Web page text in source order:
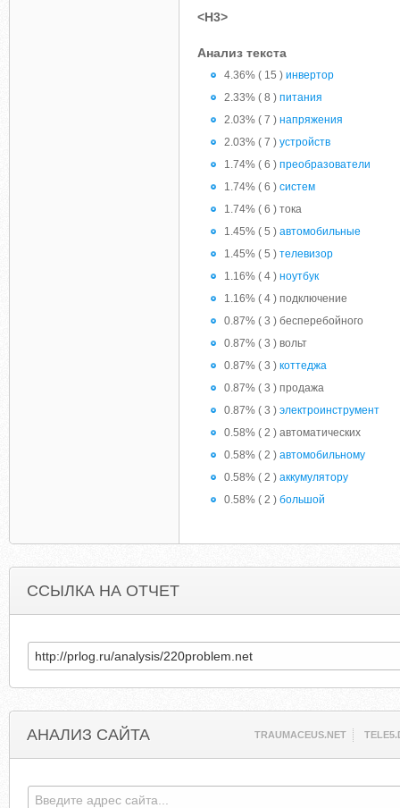
<H3>
Анализ текста
4.36% ( 15 ) инвертор
2.33% ( 8 ) питания
2.03% ( 7 ) напряжения
2.03% ( 7 ) устройств
1.74% ( 6 ) преобразователи
1.74% ( 6 ) систем
1.74% ( 6 ) тока
1.45% ( 5 ) автомобильные
1.45% ( 5 ) телевизор
1.16% ( 4 ) ноутбук
1.16% ( 4 ) подключение
0.87% ( 3 ) бесперебойного
0.87% ( 3 ) вольт
0.87% ( 3 ) коттеджа
0.87% ( 3 ) продажа
0.87% ( 3 ) электроинструмент
0.58% ( 2 ) автоматических
0.58% ( 2 ) автомобильному
0.58% ( 2 ) аккумулятору
0.58% ( 2 ) большой
ССЫЛКА НА ОТЧЕТ
АНАЛИЗ САЙТА TRAUMACEUS.NET